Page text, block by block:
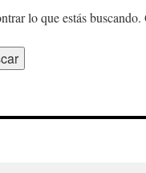
lo que estás